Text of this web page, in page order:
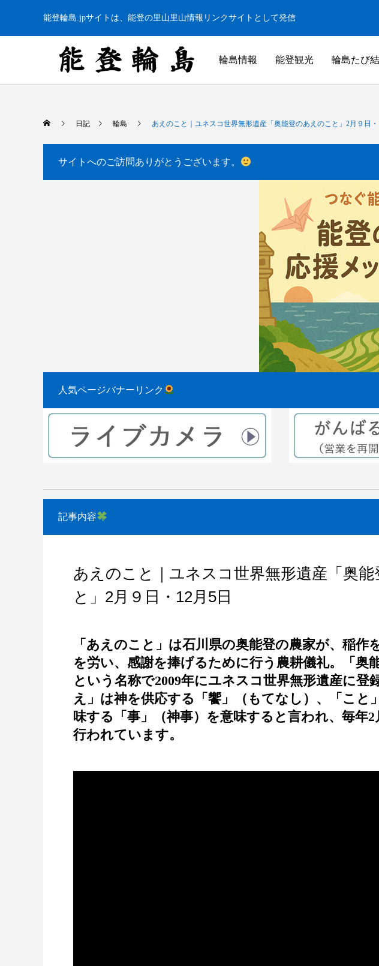
能登輪島.jpサイトは、能登の里山里山情報リンクサイトとして発信
輪島情報 能登観光 輪島たび
今日の白米千枚田
2022.04.10
日記 輪島 あえのこと｜ユネスコ世界無形遺産「奥能登のあえのこと」2月９日・
サイトへのご訪問ありがとうございます。
人気ページバナーリンク
記事内容
あえのこと｜ユネスコ世界無形遺産「奥能
と」2月９日・12月5日
「あえのこと」は石川県の奥能登の農家が、稲作
を労い、感謝を捧げるために行う農耕儀礼。「奥
という名称で2009年にユネスコ世界無形遺産に登
え」は神を供応する「饗」（もてなし）、「こと
味する「事」（神事）を意味すると言われ、毎年2
行われています。